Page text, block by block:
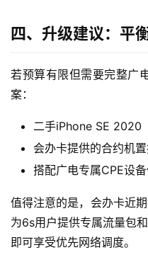
身
W
F
i
快
讯
多
页
面
四、升级建议：平
若预算有限但需要完整广
案：
二手iPhone SE 2020
会办卡提供的合约机置
搭配广电专属CPE设备
值得注意的是，会办卡近
为6s用户提供专属流量包
即可享受优先网络调度。